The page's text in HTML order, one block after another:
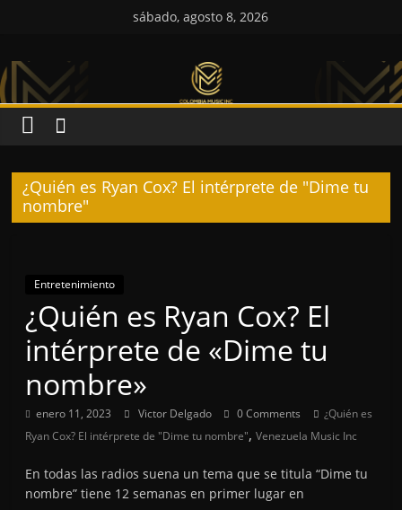
sábado, agosto 8, 2026
Colombia
Music
Inc
Colombia
Music
¿Quién es Ryan Cox? El intérprete de "Dime tu
nombre"
Entretenimiento
¿Quién es Ryan Cox? El
intérprete de «Dime tu
nombre»
enero 11, 2023 Victor Delgado 0 Comments
¿Quién es
Ryan Cox? El intérprete de "Dime tu nombre",Venezuela Music Inc
En todas las radios suena un tema que se titula “Dime tu
nombre” tiene 12 semanas en primer lugar en